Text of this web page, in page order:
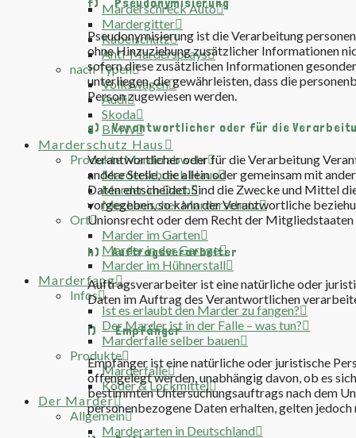
Marderschreck Auto
Mardergitter
Kabelschutz
Anti-Mardersprays
nach Typen
Volkswagen
Audi
Skoda
BMW
Marderschutz Haus
Produkte Marderabwehr
Marderschreck Haus
Marder im Dach
Mechanischer Marderschutz
Ort
Marder im Garten
Marder in der Garage
Marder im Hühnerstall
Marderfang
Infos
Ist es erlaubt den Marder zu fangen?
Der Marder ist in der Falle – was tun?
Marderfalle selber bauen
Produkte
Marderfalle
Köder & Lockmittel
Der Marder
Allgemein
Marderarten in Deutschland
f) Pseudonymisierung
Pseudonymisierung ist die Verarbeitung
ohne Hinzuziehung zusätzlicher Informationen
sofern diese zusätzlichen Informationen
unterliegen, die gewährleisten, dass die
Person zugewiesen werden.
g) Verantwortlicher oder für die
Verantwortlicher oder für die Verarbeitung
andere Stelle, die allein oder gemeinsam mit
Daten entscheidet. Sind die Zwecke und Mittel
vorgegeben, so kann der Verantwortliche
Unionsrecht oder dem Recht der Mitgliedstaaten
h) Auftragsverarbeiter
Auftragsverarbeiter ist eine natürliche oder
Daten im Auftrag des Verantwortlichen
i) Empfänger
Empfänger ist eine natürliche oder juristische
offengelegt werden, unabhängig davon, ob es
bestimmten Untersuchungsauftrags nach dem
personenbezogene Daten erhalten, gelten jedoch